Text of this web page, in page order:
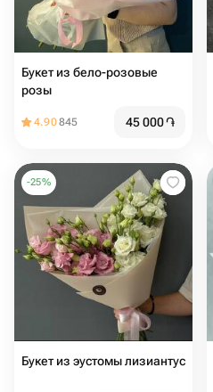
Букет из бело-розовые
розы
4.90845 45 000֏
-25%
Букет из эустомы лизиантус